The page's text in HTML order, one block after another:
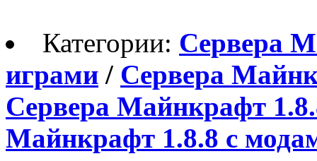
Категории: Сервера
играми / Сервера
Сервера Майнкрафт
Майнкрафт 1.8.8 с